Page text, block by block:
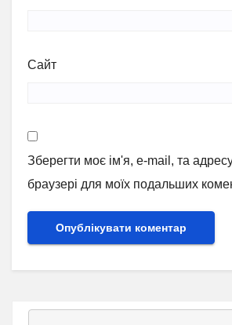
Сайт
Зберегти моє ім'я, e-mail, та
браузері для моїх подальших